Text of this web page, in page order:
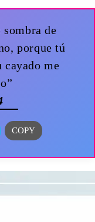
sombra de
porque tú
cayado me